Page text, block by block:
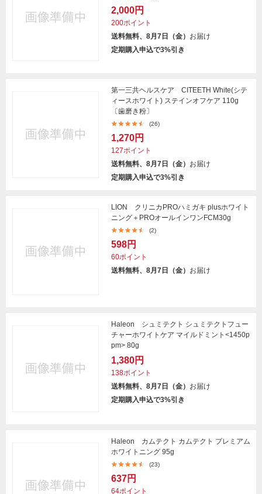
2,000円
200ポイント
送料無料、8月7日（金） お届け
定期購入申込で3%引き
第一三共ヘルスケア CITEETH White(シテ
ィースホワイト) ステインオフケア 110g
〔歯磨き粉〕
(26)
1,270円
127ポイント
送料無料、8月7日（金） お届け
定期購入申込で3%引き
LION クリニカPROハミガキ plusホワイト
ニング＋PROオールインワンFCM30g
(2)
598円
60ポイント
送料無料、8月7日（金） お届け
Haleon シュミテクト シュミテクトフュー
チャーホワイトケア マイルドミント<1450p
pm> 80g
1,380円
138ポイント
送料無料、8月7日（金） お届け
定期購入申込で3%引き
Haleon カムテクト カムテクト プレミアム
ホワイトニング 95g
(23)
637円
64ポイント